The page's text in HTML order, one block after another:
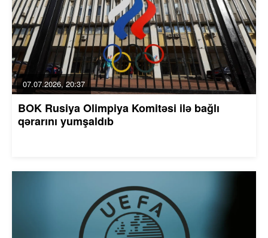
07.07.2026, 20:37
BOK Rusiya Olimpiya Komitəsi ilə bağlı
qərarını yumşaldıb